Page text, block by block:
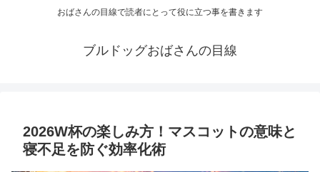
おばさんの目線で読者にとって役に立つ事を書きます
ブルドッグおばさんの目線
2026W杯の楽しみ方！マスコットの意味と
寝不足を防ぐ効率化術